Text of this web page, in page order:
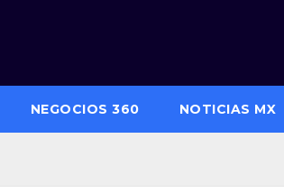
NEGOCIOS 360 NOTICIAS MX